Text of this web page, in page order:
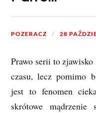
POZERACZ 28
Prawo serii to zjawisko
czasu, lecz pomimo
jest to fenomen
skrótowe